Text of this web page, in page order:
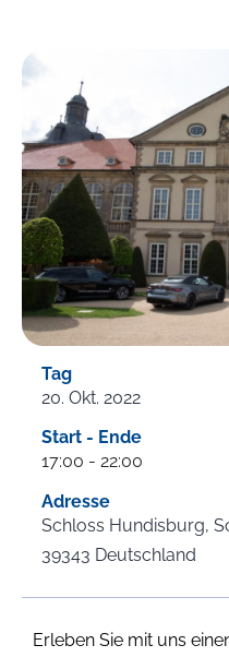
Tag
20. Okt. 2022
Start - Ende
17:00 - 22:00
Adresse
Schloss Hundisburg,
39343 Deutschland
Erleben Sie mit uns